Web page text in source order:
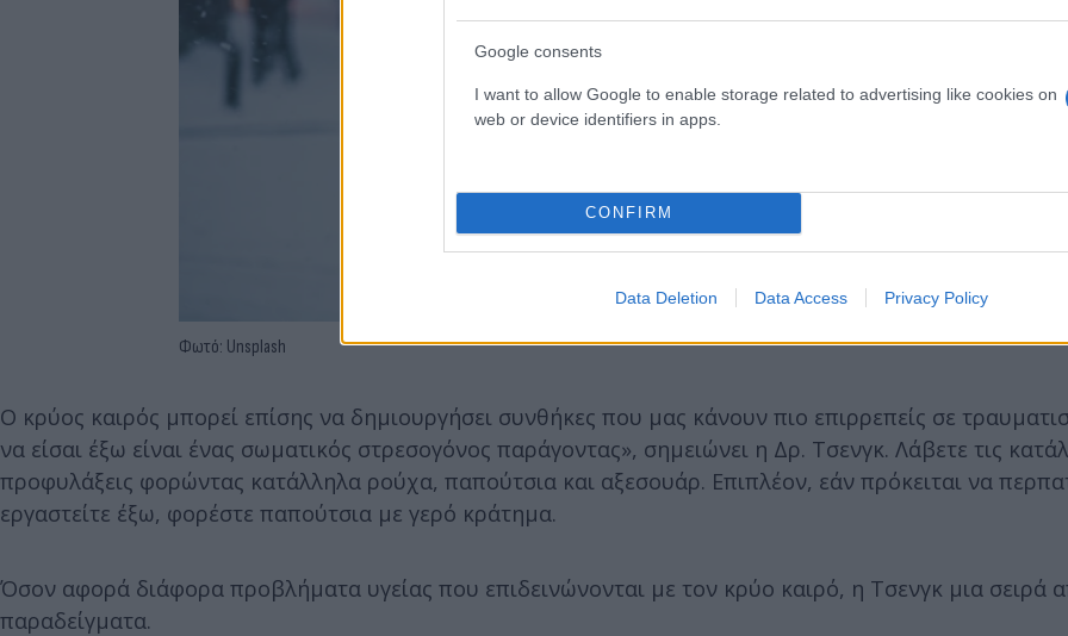
Google consents
I want to allow Google to enable storage related to advertising like cookies on
web or device identifiers in apps.
CONFIRM
Data Deletion Data Access Privacy Policy
Φωτό: Unsplash
Ο κρύος καιρός μπορεί επίσης να δημιουργήσει συνθήκες που μας κάνουν πιο επιρρεπείς σε
να είσαι έξω είναι ένας σωματικός στρεσογόνος παράγοντας», σημειώνει η Δρ. Τσενγκ. Λάβετε τις
προφυλάξεις φορώντας κατάλληλα ρούχα, παπούτσια και αξεσουάρ. Επιπλέον, εάν πρόκειται να
εργαστείτε έξω, φορέστε παπούτσια με γερό κράτημα.
Όσον αφορά διάφορα προβλήματα υγείας που επιδεινώνονται με τον κρύο καιρό, η Τσενγκ μια σειρά
παραδείγματα.